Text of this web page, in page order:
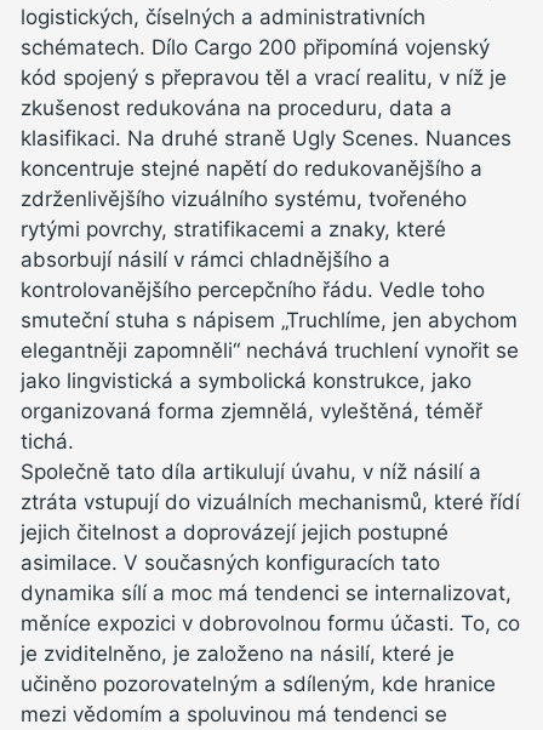
logistických, číselných a administrativních
schématech. Dílo Cargo 200 připomíná vojenský
kód spojený s přepravou těl a vrací realitu, v níž je
zkušenost redukována na proceduru, data a
klasifikaci. Na druhé straně Ugly Scenes. Nuances
koncentruje stejné napětí do redukovanějšího a
zdrženlivějšího vizuálního systému, tvořeného
rytými povrchy, stratifikacemi a znaky, které
absorbují násilí v rámci chladnějšího a
kontrolovanějšího percepčního řádu. Vedle toho
smuteční stuha s nápisem „Truchlíme, jen abychom
elegantněji zapomněli“ nechává truchlení vynořit se
jako lingvistická a symbolická konstrukce, jako
organizovaná forma zjemnělá, vyleštěná, téměř
tichá.
Společně tato díla artikulují úvahu, v níž násilí a
ztráta vstupují do vizuálních mechanismů, které řídí
jejich čitelnost a doprovázejí jejich postupné
asimilace. V současných konfiguracích tato
dynamika sílí a moc má tendenci se internalizovat,
měníce expozici v dobrovolnou formu účasti. To, co
je zviditelněno, je založeno na násilí, které je
učiněno pozorovatelným a sdíleným, kde hranice
mezi vědomím a spoluvinou má tendenci se